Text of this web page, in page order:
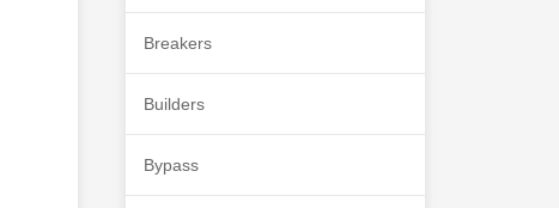
Breakers
Builders
Bypass